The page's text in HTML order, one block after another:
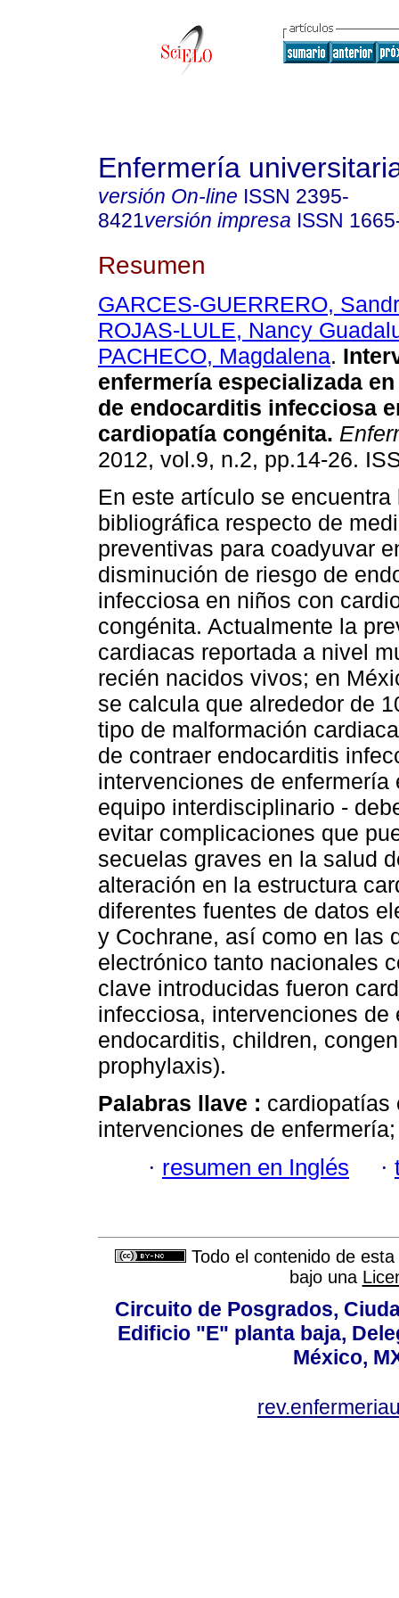
Enfermería
versión On-line ISSN 2395-
8421versión impresa ISSN
Resumen
GARCES-GUERRERO,
ROJAS-LULE, Nancy
PACHECO, Magdalena.
enfermería especializada
de endocarditis infecciosa
cardiopatía congénita.
2012, vol.9, n.2, pp.14-26.
En este artículo se encuentra
bibliográfica respecto de
preventivas para coadyuvar
disminución de riesgo de
infecciosa en niños con
congénita. Actualmente la
cardiacas reportada a nivel
recién nacidos vivos; en
se calcula que alrededor de
tipo de malformación
de contraer endocarditis
intervenciones de
equipo interdisciplinario -
evitar complicaciones que
secuelas graves en la salud
alteración en la estructura
diferentes fuentes de datos
y Cochrane, así como en las
electrónico tanto nacionales
clave introducidas fueron
infecciosa, intervenciones
endocarditis, children,
prophylaxis).
Palabras llave : cardiopatías
intervenciones de
· resumen en Inglés ·
Todo el contenido de
bajo una
Circuito de Posgrados,
Edificio "E" planta baja,
México,